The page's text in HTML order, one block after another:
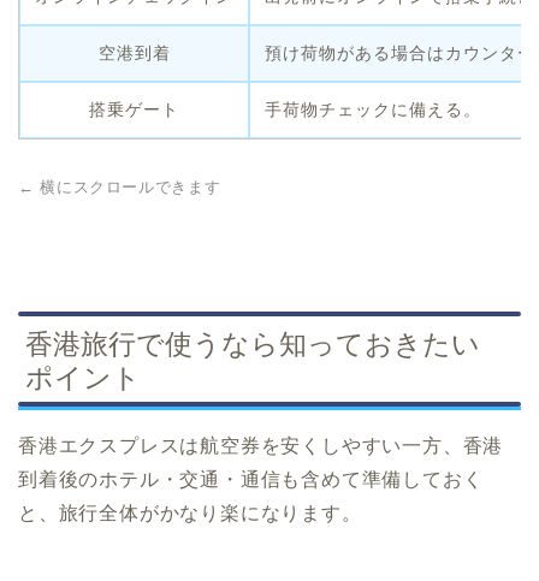
空港到着 預け荷物がある場合はカウンター
搭乗ゲート 手荷物チェックに備える。
← 横にスクロールできます
香港旅行で使うなら知っておきたい
ポイント
香港エクスプレスは航空券を安くしやすい一方、香港
到着後のホテル・交通・通信も含めて準備しておく
と、旅行全体がかなり楽になります。